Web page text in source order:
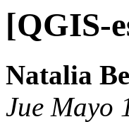
[QGIS-
Natalia
Jue Mayo